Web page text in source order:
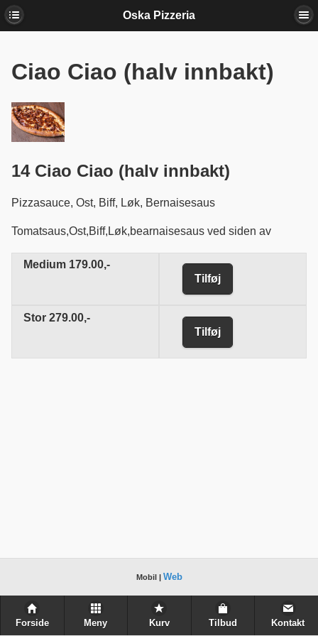
Oska Pizzeria
Ciao Ciao (halv innbakt)
14 Ciao Ciao (halv innbakt)
Pizzasauce, Ost, Biff, Løk, Bernaisesaus
Tomatsaus,Ost,Biff,Løk,bearnaisesaus ved siden av
Medium 179.00,-
Tilføj
Stor 279.00,-
Tilføj
Mobil | Web
Forside Meny Kurv Tilbud Kontakt